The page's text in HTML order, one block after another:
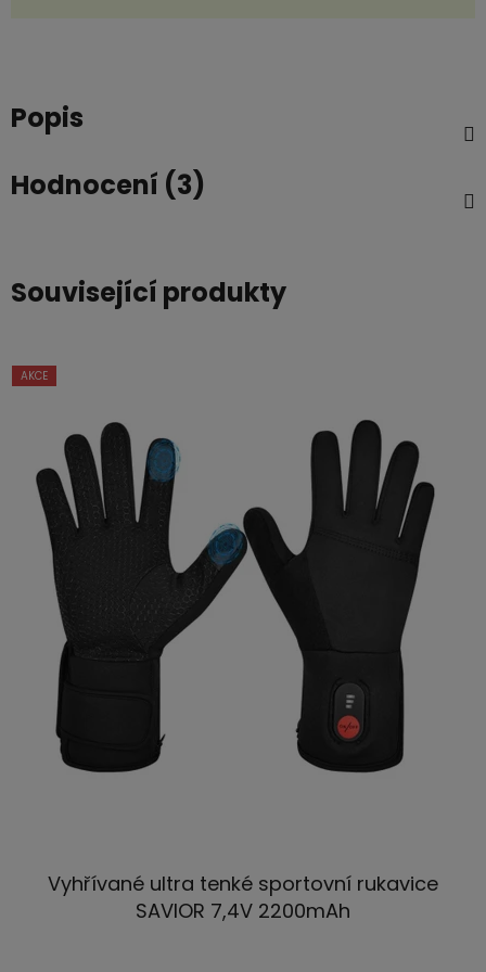
Popis
Hodnocení (3)
Související produkty
AKCE
Vyhřívané ultra tenké sportovní rukavice
SAVIOR 7,4V 2200mAh